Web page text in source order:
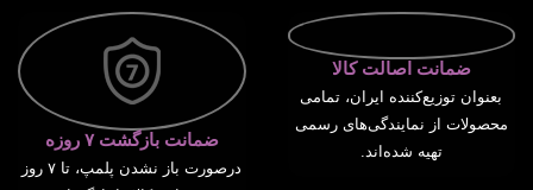
ضمانت اصالت کالا
بعنوان توزیع‌کننده ایران، تمامی
محصولات از نمایندگی‌های رسمی
تهیه شده‌اند.
ضمانت بازگشت ۷ روزه
درصورت باز نشدن پلمپ، تا ۷ روز